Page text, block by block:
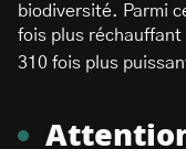
biodiversité. Parmi
fois plus réchauffant
310 fois plus